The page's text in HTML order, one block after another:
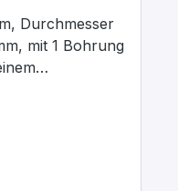
Durchmesser
mit 1 Bohrung